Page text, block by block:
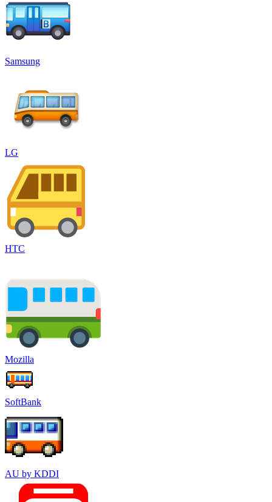
Samsung
LG
HTC
Mozilla
SoftBank
AU by KDDI